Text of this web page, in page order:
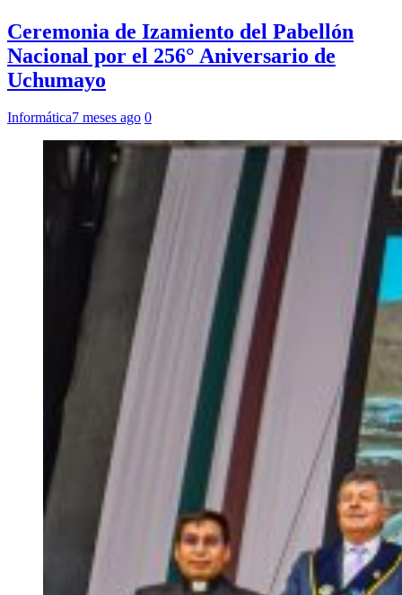
Ceremonia de Izamiento del Pabellón
Nacional por el 256° Aniversario de
Uchumayo
Informática7 meses ago 0